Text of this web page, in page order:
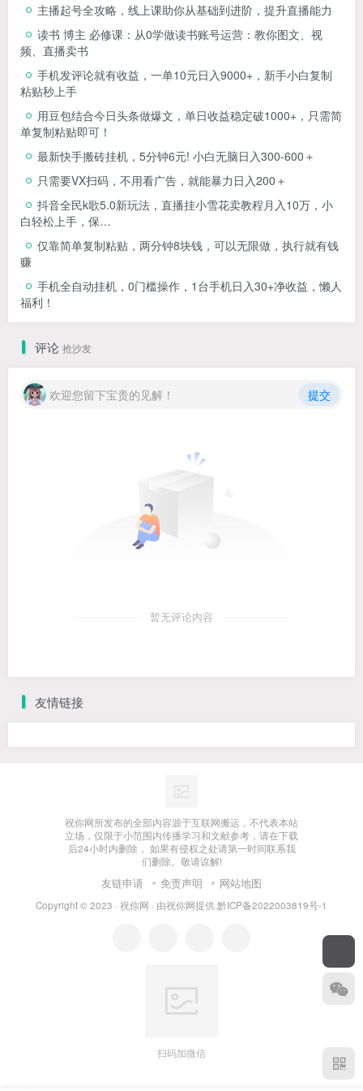
主播起号全攻略，线上课助你从基础到进阶，提升直播能力
读书 博主 必修课：从0学做读书账号运营：教你图文、视
频、直播卖书
手机发评论就有收益，一单10元日入9000+，新手小白复制
粘贴秒上手
用豆包结合今日头条做爆文，单日收益稳定破1000+，只需简
单复制粘贴即可！
最新快手搬砖挂机，5分钟6元! 小白无脑日入300-600＋
只需要VX扫码，不用看广告，就能暴力日入200＋
抖音全民k歌5.0新玩法，直播挂小雪花卖教程月入10万，小
白轻松上手，保…
仅靠简单复制粘贴，两分钟8块钱，可以无限做，执行就有钱
赚
手机全自动挂机，0门槛操作，1台手机日入30+净收益，懒人
福利！
评论 抢沙发
欢迎您留下宝贵的见解！ 提交
暂无评论内容
友情链接
祝你网所发布的全部内容源于互联网搬运，不代表本站
立场，仅限于小范围内传播学习和文献参考，请在下载
后24小时内删除， 如果有侵权之处请第一时间联系我
们删除。敬请谅解!
友链申请 免责声明 网站地图
Copyright © 2023 · 祝你网 · 由祝你网提供.黔ICP备2022003819号-1
扫码加微信